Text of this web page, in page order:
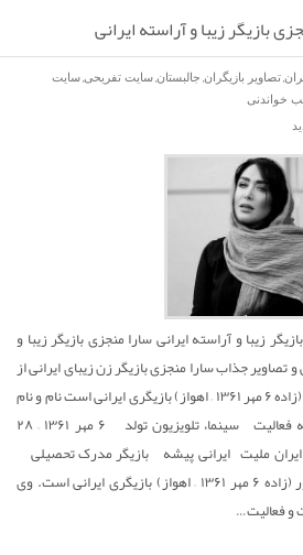
بازیگر زیبا و آراسته ایرانی
,تصاویر بازیگران, جالبستان,سایت تفریحی,سایت
خواندنی
زیبا و آراسته ایرانی سارا منجزی بازیگر زیبا و
تصاویر جذاب سارا منجزی بازیگر زن زیبای ایرانی از
سایت جالبستان سارا منجزی پور (زاده ۶ مهر ۱۳۶۱ – اهواز) بازیگری ایرانی است نام و نام
خانوادگی سارا منجزی پور زمینه فعالیت سینما، تلویزیون تولد ۶ مهر ۱۳۶۱ – ۲۸
اهواز، ایران ملیت ایرانی پیشه بازیگر مدرک تحصیلی
لیسانس معماری سارا منجزی پور (زاده ۶ مهر ۱۳۶۱ – اهواز) بازیگری ایرانی است. وی
و فعالیت…